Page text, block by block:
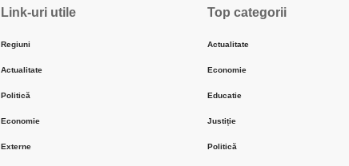
Link-uri utile
Regiuni
Actualitate
Politică
Economie
Externe
Top categorii
Actualitate
Economie
Educatie
Justiție
Politică